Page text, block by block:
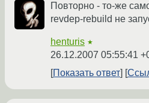
Повторно - то-же
revdep-rebuild не
henturis ★
26.12.2007 05:55:41
Показать ответ